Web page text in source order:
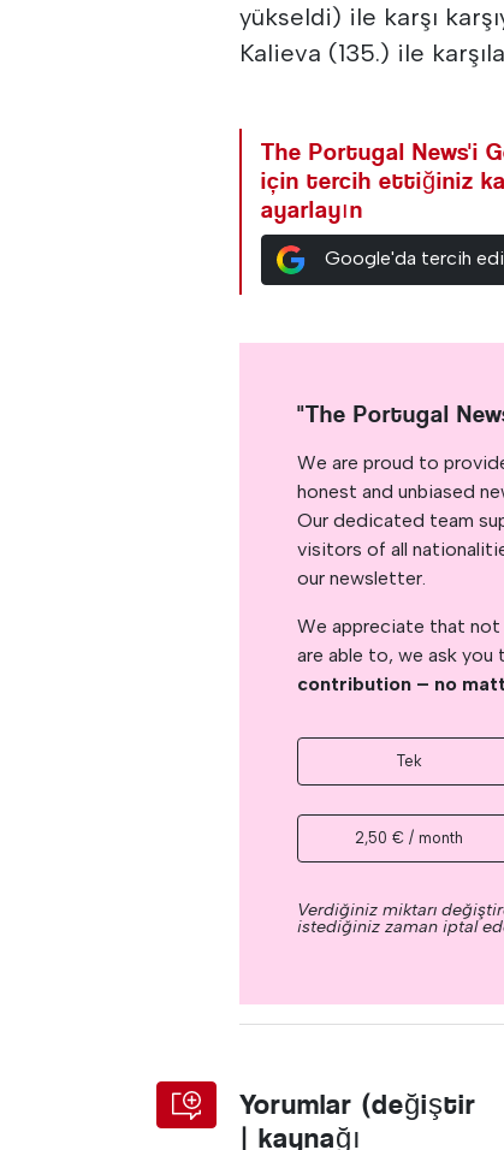
yükseldi) ile karşı
Kalieva (135.) ile
The Portugal News'i
için tercih ettiğiniz
ayarlayın
Google'da tercih
"The Portugal
We are proud to
honest and unbiased
Our dedicated team
visitors of all
our newsletter.
We appreciate that
are able to, we ask you
contribution – no
Tek
2,50 € / month
Verdiğiniz miktarı
istediğiniz zaman iptal
Yorumlar (değiştir
| kaynağı